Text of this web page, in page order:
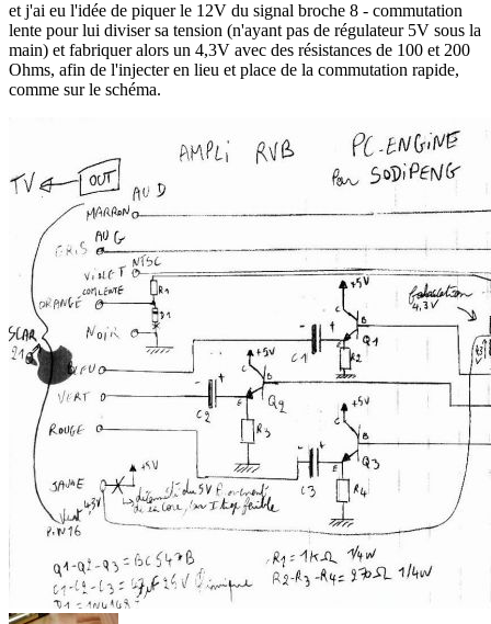
et j'ai eu l'idée de piquer le 12V du signal broche 8 - commutation
lente pour lui diviser sa tension (n'ayant pas de régulateur 5V sous la
main) et fabriquer alors un 4,3V avec des résistances de 100 et 200
Ohms, afin de l'injecter en lieu et place de la commutation rapide,
comme sur le schéma.